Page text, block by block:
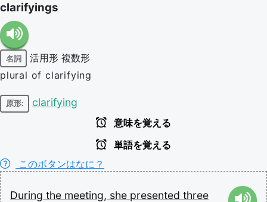
clarifyings
名詞 活用形 複数形
plural of clarifying
原形: clarifying
意味を覚える
単語を覚える
このボタンはなに？
During the meeting, she presented three